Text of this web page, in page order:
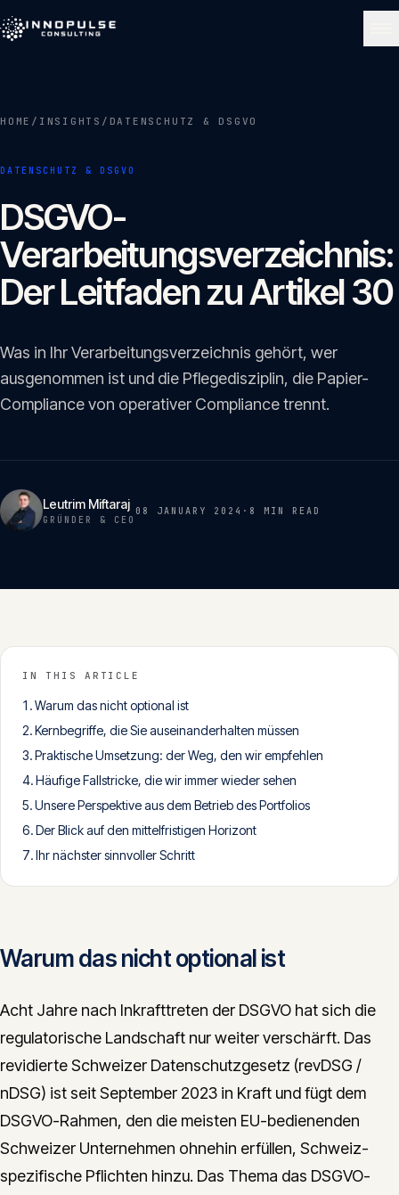
Über uns
Leistungen 03
Portfolio 04
Insights
Glossar
info@innopulse.io+41 79 508 28 06
Gotthardstrasse 30, 6300 Zug
HOME / INSIGHTS / DATENSCHUTZ & DSGVO
DATENSCHUTZ & DSGVO
DSGVO-
Verarbeitungsverzeichnis:
Der Leitfaden zu Artikel 30
Was in Ihr Verarbeitungsverzeichnis gehört, wer
ausgenommen ist und die Pflegedisziplin, die Papier-
Compliance von operativer Compliance trennt.
Leutrim Miftaraj
GRÜNDER & CEO
08 JANUARY 2024 · 8 MIN READ
IN THIS ARTICLE
Warum das nicht optional ist
Kernbegriffe, die Sie auseinanderhalten müssen
Praktische Umsetzung: der Weg, den wir empfehlen
Häufige Fallstricke, die wir immer wieder sehen
Unsere Perspektive aus dem Betrieb des Portfolios
Der Blick auf den mittelfristigen Horizont
Ihr nächster sinnvoller Schritt
Warum das nicht optional ist
Acht Jahre nach Inkrafttreten der DSGVO hat sich die
regulatorische Landschaft nur weiter verschärft. Das
revidierte Schweizer Datenschutzgesetz (revDSG /
nDSG) ist seit September 2023 in Kraft und fügt dem
DSGVO-Rahmen, den die meisten EU-bedienenden
Schweizer Unternehmen ohnehin erfüllen, Schweiz-
spezifische Pflichten hinzu. Das Thema das DSGVO-